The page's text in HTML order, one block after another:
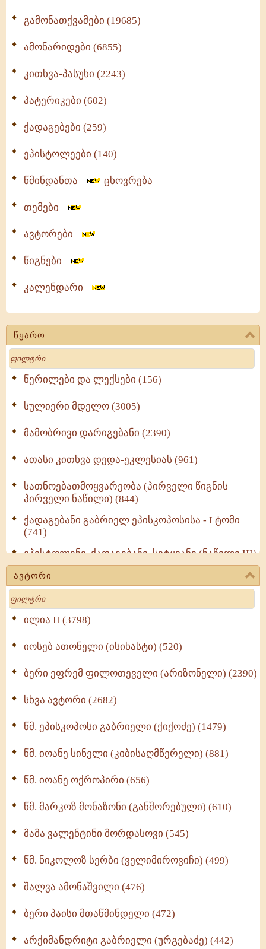
გამონათქვამები (19685)
ამონარიდები (6855)
კითხვა-პასუხი (2243)
პატერიკები (602)
ქადაგებები (259)
ეპისტოლეები (140)
წმინდანთა ცხოვრება
თემები
ავტორები
წიგნები
კალენდარი
წყარო
Search
წერილები და ლექსები (156)
სულიერი მდელო (3005)
მამობრივი დარიგებანი (2390)
ათასი კითხვა დედა-ეკლესიას (961)
სათნოებათმოყვარეობა (პირველი წიგნის
პირველი ნაწილი) (844)
ქადაგებანი გაბრიელ ეპისკოპოსისა - I ტომი
(741)
ეპისტოლენი, ქადაგებანი, სიტყვანი (ნაწილი III)
(723)
მოძღვრის ძალზე სასარგებლო რჩევები
მრევლისათვის (545)
Wisdomge (514)
ქადაგებანი გაბრიელ ეპისკოპოსისა - II ტომი
სულიერი ცხოვრების სახელმძღვანელო -
ნაწილი II (369)
ავტორი
Search
ილია II (3798)
იოსებ ათონელი (ისიხასტი) (520)
ბერი ეფრემ ფილოთეველი (არიზონელი) (2390)
სხვა ავტორი (2682)
წმ. ეპისკოპოსი გაბრიელი (ქიქოძე) (1479)
წმ. იოანე სინელი (კიბისაღმწერელი) (881)
წმ. იოანე ოქროპირი (656)
წმ. მარკოზ მონაზონი (განშორებული) (610)
მამა ვალენტინი მორდასოვი (545)
წმ. ნიკოლოზ სერბი (ველიმიროვიჩი) (499)
შალვა ამონაშვილი (476)
ბერი პაისი მთაწმინდელი (472)
არქიმანდრიტი გაბრიელი (ურგებაძე) (442)